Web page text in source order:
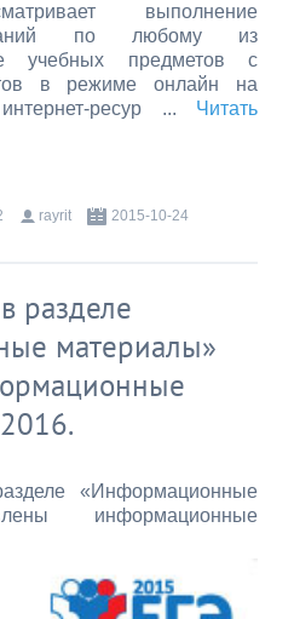
выполнение
по любому из
учебных предметов с
в режиме онлайн на
ресур ... Читать
rayrit 2015-10-24
разделе
материалы»
«Информационные
информационные